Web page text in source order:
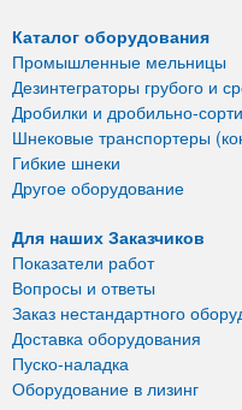
Каталог оборудования
Промышленные мельницы
Дезинтеграторы грубого и
Дробилки и дробильно-
Шнековые транспортеры
Гибкие шнеки
Другое оборудование
Для наших Заказчиков
Показатели работ
Вопросы и ответы
Заказ нестандартного
Доставка оборудования
Пуско-наладка
Оборудование в лизинг